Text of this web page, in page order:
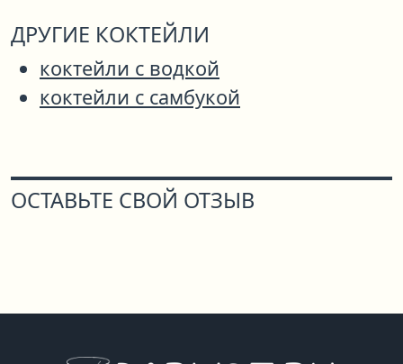
ДРУГИЕ КОКТЕЙЛИ
коктейли с водкой
коктейли с самбукой
ОСТАВЬТЕ СВОЙ ОТЗЫВ